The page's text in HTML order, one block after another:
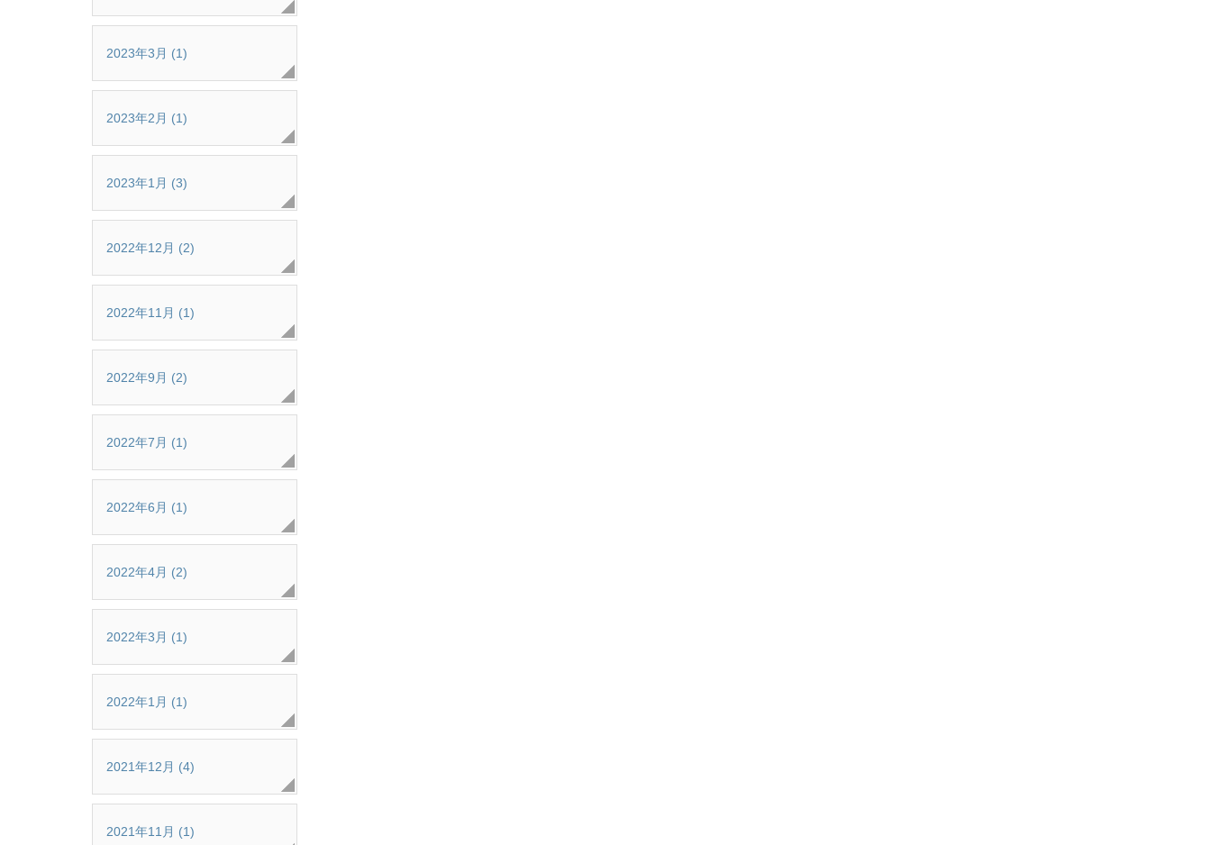
2023年3月 (1)
2023年2月 (1)
2023年1月 (3)
2022年12月 (2)
2022年11月 (1)
2022年9月 (2)
2022年7月 (1)
2022年6月 (1)
2022年4月 (2)
2022年3月 (1)
2022年1月 (1)
2021年12月 (4)
2021年11月 (1)